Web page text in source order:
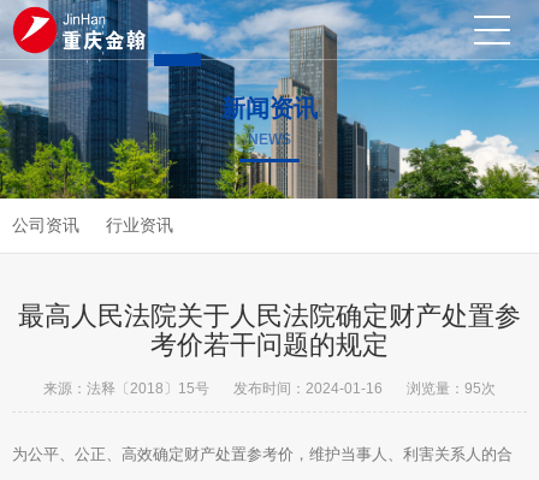
网站
首页
关于
我们
管理
团队
法律
法规
新闻 人才 联系

 023-67468290
新闻资讯
NEWS
公司资讯 行业资讯
最高人民法院关于人民法院确定财产处置参
考价若干问题的规定
来源：法释〔2018〕15号 发布时间：2024-01-16 浏览量： 95次
为公平、公正、高效确定财产处置参考价，维护当事人、利害关系人的合